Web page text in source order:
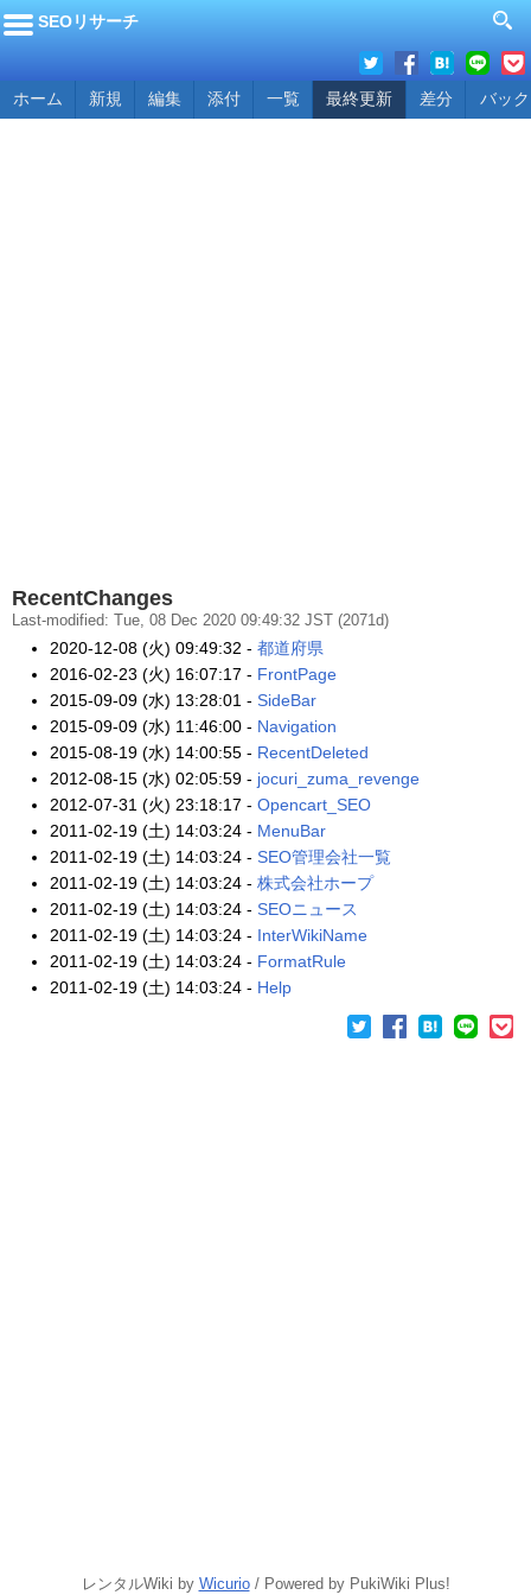
SEOリサーチ
ホーム 新規 編集 添付 一覧 最終更新 差分 バッ
RecentChanges
Last-modified: Tue, 08 Dec 2020 09:49:32 JST (2071d)
2020-12-08 (火) 09:49:32 - 都道府県
2016-02-23 (火) 16:07:17 - FrontPage
2015-09-09 (水) 13:28:01 - SideBar
2015-09-09 (水) 11:46:00 - Navigation
2015-08-19 (水) 14:00:55 - RecentDeleted
2012-08-15 (水) 02:05:59 - jocuri_zuma_revenge
2012-07-31 (火) 23:18:17 - Opencart_SEO
2011-02-19 (土) 14:03:24 - MenuBar
2011-02-19 (土) 14:03:24 - SEO管理会社一覧
2011-02-19 (土) 14:03:24 - 株式会社ホープ
2011-02-19 (土) 14:03:24 - SEOニュース
2011-02-19 (土) 14:03:24 - InterWikiName
2011-02-19 (土) 14:03:24 - FormatRule
2011-02-19 (土) 14:03:24 - Help
レンタルWiki by Wicurio/ Powered by PukiWiki Plus!